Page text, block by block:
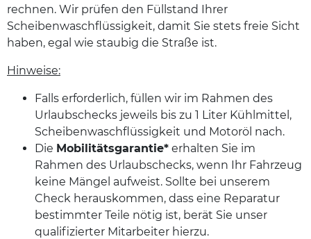
rechnen. Wir prüfen den Füllstand Ihrer
Scheibenwaschflüssigkeit, damit Sie stets freie Sicht
haben, egal wie staubig die Straße ist.
Hinweise:
Falls erforderlich, füllen wir im Rahmen des
Urlaubschecks jeweils bis zu 1 Liter Kühlmittel,
Scheibenwaschflüssigkeit und Motoröl nach.
Die Mobilitätsgarantie* erhalten Sie im
Rahmen des Urlaubschecks, wenn Ihr Fahrzeug
keine Mängel aufweist. Sollte bei unserem
Check herauskommen, dass eine Reparatur
bestimmter Teile nötig ist, berät Sie unser
qualifizierter Mitarbeiter hierzu.